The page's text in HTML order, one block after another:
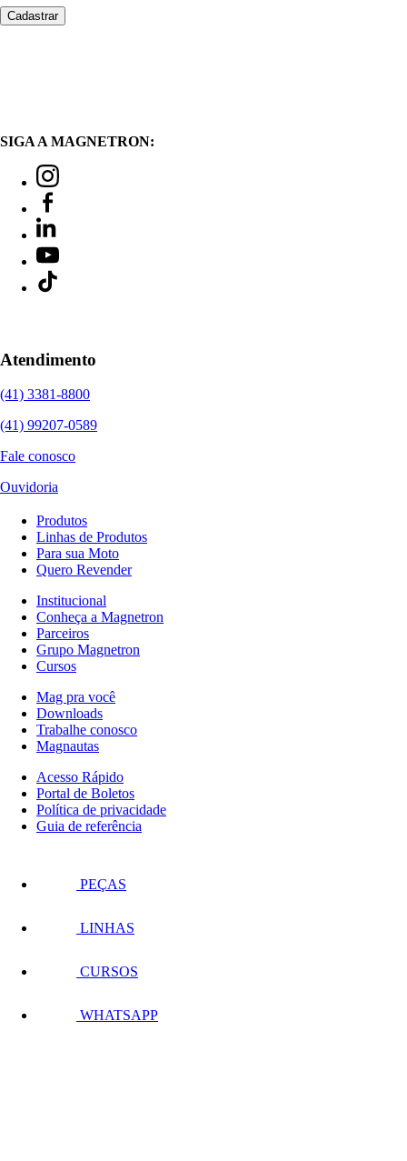
SIGA A MAGNETRON:
Atendimento
(41) 3381-8800
(41) 99207-0589
Fale conosco
Ouvidoria
Produtos
Linhas de Produtos
Para sua Moto
Quero Revender
Institucional
Conheça a Magnetron
Parceiros
Grupo Magnetron
Cursos
Mag pra você
Downloads
Trabalhe conosco
Magnautas
Acesso Rápido
Portal de Boletos
Política de privacidade
Guia de referência
PEÇAS
LINHAS
CURSOS
WHATSAPP